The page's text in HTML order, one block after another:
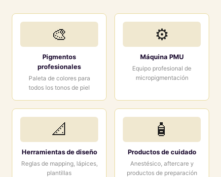
🎨
Pigmentos
profesionales
Paleta de colores para
todos los tonos de piel
⚙️
Máquina PMU
Equipo profesional de
micropigmentación
📐
Herramientas de diseño
Reglas de mapping, lápices,
plantillas
🧴
Productos de cuidado
Anestésico, aftercare y
productos de preparación